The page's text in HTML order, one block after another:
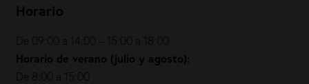
Horario
De 09:00 a 14:00 – 15:00 a 18:00
Horario de verano (julio y agosto):
De 8:00 a 15:00